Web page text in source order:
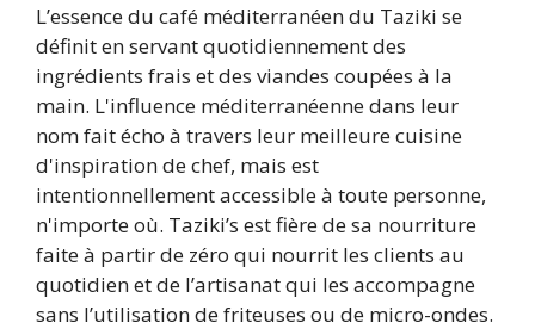
L’essence du café méditerranéen du Taziki se
définit en servant quotidiennement des
ingrédients frais et des viandes coupées à la
main. L'influence méditerranéenne dans leur
nom fait écho à travers leur meilleure cuisine
d'inspiration de chef, mais est
intentionnellement accessible à toute personne,
n'importe où. Taziki’s est fière de sa nourriture
faite à partir de zéro qui nourrit les clients au
quotidien et de l’artisanat qui les accompagne
sans l’utilisation de friteuses ou de micro-ondes.